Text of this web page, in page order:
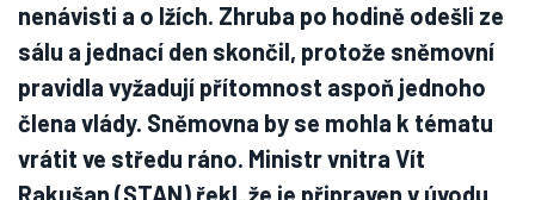
nenávisti a o lžích. Zhruba po hodině odešli ze
sálu a jednací den skončil, protože sněmovní
pravidla vyžadují přítomnost aspoň jednoho
člena vlády. Sněmovna by se mohla k tématu
vrátit ve středu ráno. Ministr vnitra Vít
Rakušan (STAN) řekl, že je připraven v úvodu